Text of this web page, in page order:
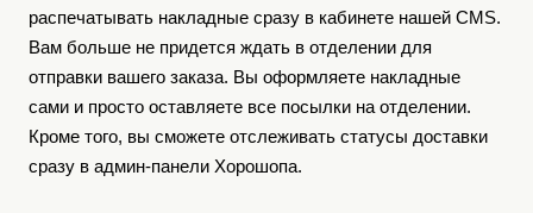
распечатывать накладные сразу в кабинете нашей CMS.
Вам больше не придется ждать в отделении для
отправки вашего заказа. Вы оформляете накладные
сами и просто оставляете все посылки на отделении.
Кроме того, вы сможете отслеживать статусы доставки
сразу в админ-панели Хорошопа.